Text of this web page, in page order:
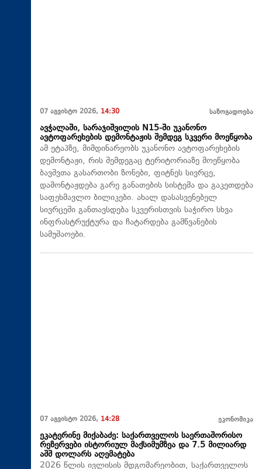
07 აგვისტო 2026, 14:30 საზოგადოება
ავჭალაში, სარაჯიშვილის N15-ში უკანონო
ავტოფარეხების დემონტაჟის შემდეგ სკვერი მოეწყობა
ამ ეტაპზე, მიმდინარეობს უკანონო ავტოფარეხების
დემონტაჟი, რის შემდეგაც ტერიტორიაზე მოეწყობა
ბავშვთა გასართობი ზონები, ფიტნეს სივრცე,
დამონტაჟდება გარე განათების სისტემა და გაკეთდება
საფეხმავლო ბილიკები. ახალ დასასვენებელ
სივრცეში განთავსდება სკვერისთვის საჭირო სხვა
ინფრასტრუქტურა და ჩატარდება გამწვანების
სამუშაოები.
07 აგვისტო 2026, 14:28 ეკონომიკა
ეკატერინე მიქაბაძე: საქართველოს საერთაშორისო
რეზერვები ისტორიულ მაქსიმუმზეა და 7.5 მილიარდ
აშშ დოლარს აღემატება
2026 წლის ივლისის მდგომარეობით, საქართველოს